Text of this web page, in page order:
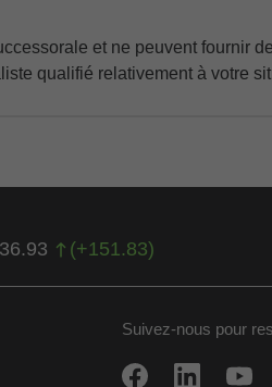
et ne peuvent fournir
qualifié relativement à votre
(+151.83)
Suivez-nous pour